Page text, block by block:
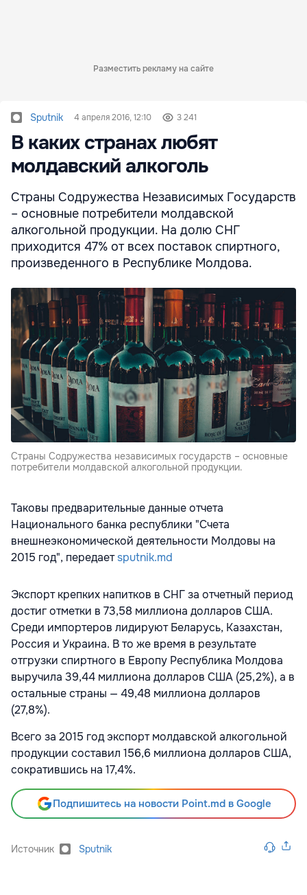
Разместить рекламу на сайте
Sputnik 4 апреля 2016, 12:10 3 241
В каких странах любят
молдавский алкоголь
Страны Содружества Независимых Государств
– основные потребители молдавской
алкогольной продукции. На долю СНГ
приходится 47% от всех поставок спиртного,
произведенного в Республике Молдова.
Страны Содружества независимых государств – основные
потребители молдавской алкогольной продукции.
Таковы предварительные данные отчета
Национального банка республики "Счета
внешнеэкономической деятельности Молдовы на
2015 год", передаетsputnik.md
Экспорт крепких напитков в СНГ за отчетный период
достиг отметки в 73,58 миллиона долларов США.
Среди импортеров лидируют Беларусь, Казахстан,
Россия и Украина. В то же время в результате
отгрузки спиртного в Европу Республика Молдова
выручила 39,44 миллиона долларов США (25,2%), а в
остальные страны — 49,48 миллиона долларов
(27,8%).
Всего за 2015 год экспорт молдавской алкогольной
продукции составил 156,6 миллиона долларов США,
сократившись на 17,4%.
Подпишитесь на новости Point.md в Google
Источник Sputnik